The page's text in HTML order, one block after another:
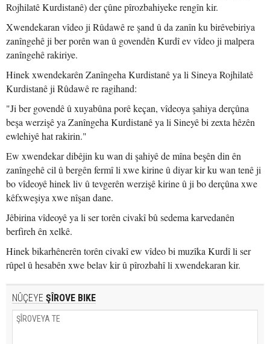
Rojhilatê Kurdistanê) der çûne pîrozbahiyeke rengîn kir.
Xwendekaran vîdeo ji Rûdawê re şand û da zanîn ku birêvebiriya
zanîngehê ji ber porên wan û govendên Kurdî ev vîdeo ji malpera
zanîngehê rakiriye.
Hinek xwendekarên Zanîngeha Kurdistanê ya li Sineya Rojhilatê
Kurdistanê ji Rûdawê re ragihand:
"Ji ber govendê û xuyabûna porê keçan, vîdeoya şahiya derçûna
beşa werzişê ya Zanîngeha Kurdistanê ya li Sineyê bi zexta hêzên
ewlehiyê hat rakirin."
Ew xwendekar dibêjin ku wan di şahiyê de mîna beşên din ên
zanîngehê cil û bergên fermî li xwe kirine û diyar kir ku wan tenê ji
bo vîdeoyê hinek liv û tevgerên werzişê kirine û ji bo derçûna xwe
kêfxweşiya xwe nîşan dane.
Jêbirina vîdeoyê ya li ser torên civakî bû sedema karvedanên
berfireh ên xelkê.
Hinek bikarhênerên torên civakî ew vîdeo bi muzîka Kurdî li ser
rûpel û hesabên xwe belav kir û pîrozbahî li xwendekaran kir.
NÛÇEYE ŞÎROVE BIKE